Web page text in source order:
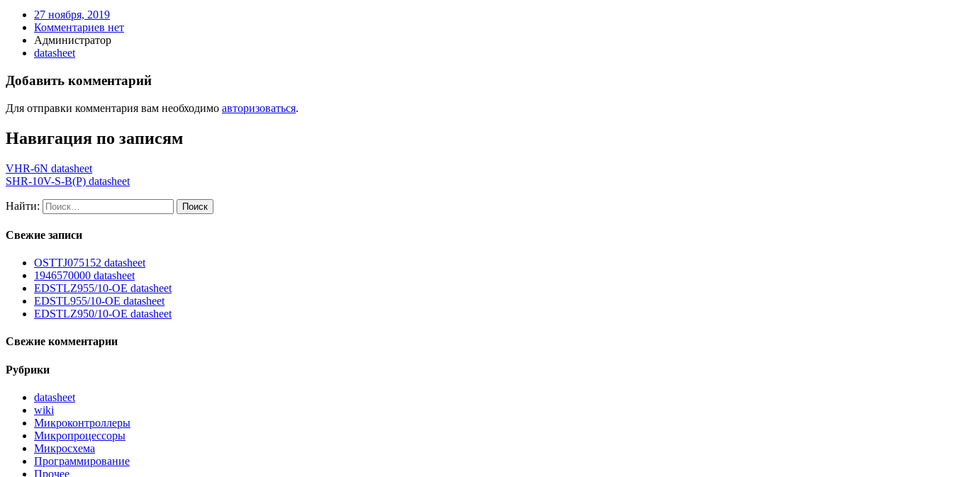
27 ноября, 2019
Комментариев нет
Администратор
datasheet
Добавить комментарий
Для отправки комментария вам необходимо авторизоваться.
Навигация по записям
VHR-6N datasheet
SHR-10V-S-B(P) datasheet
Найти:
Свежие записи
OSTTJ075152 datasheet
1946570000 datasheet
EDSTLZ955/10-OE datasheet
EDSTL955/10-OE datasheet
EDSTLZ950/10-OE datasheet
Свежие комментарии
Рубрики
datasheet
wiki
Микроконтроллеры
Микропроцессоры
Микросхема
Программирование
Прочее